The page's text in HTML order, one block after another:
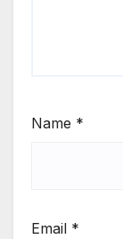
Name *
Email *